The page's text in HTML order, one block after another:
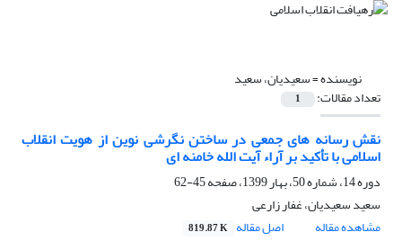
نویسنده =سعیدیان، سعید
تعداد مقالات: 1
نقش رسانه های جمعی در ساختن نگرشی نوین از هویت انقلاب
اسلامی با تأکید بر آراء آیت الله خامنه ای
دوره 14، شماره 50، بهار 1399، صفحه
45-62
سعید سعیدیان، غفار زارعی
مشاهده مقاله
اصل مقاله 819.87 K